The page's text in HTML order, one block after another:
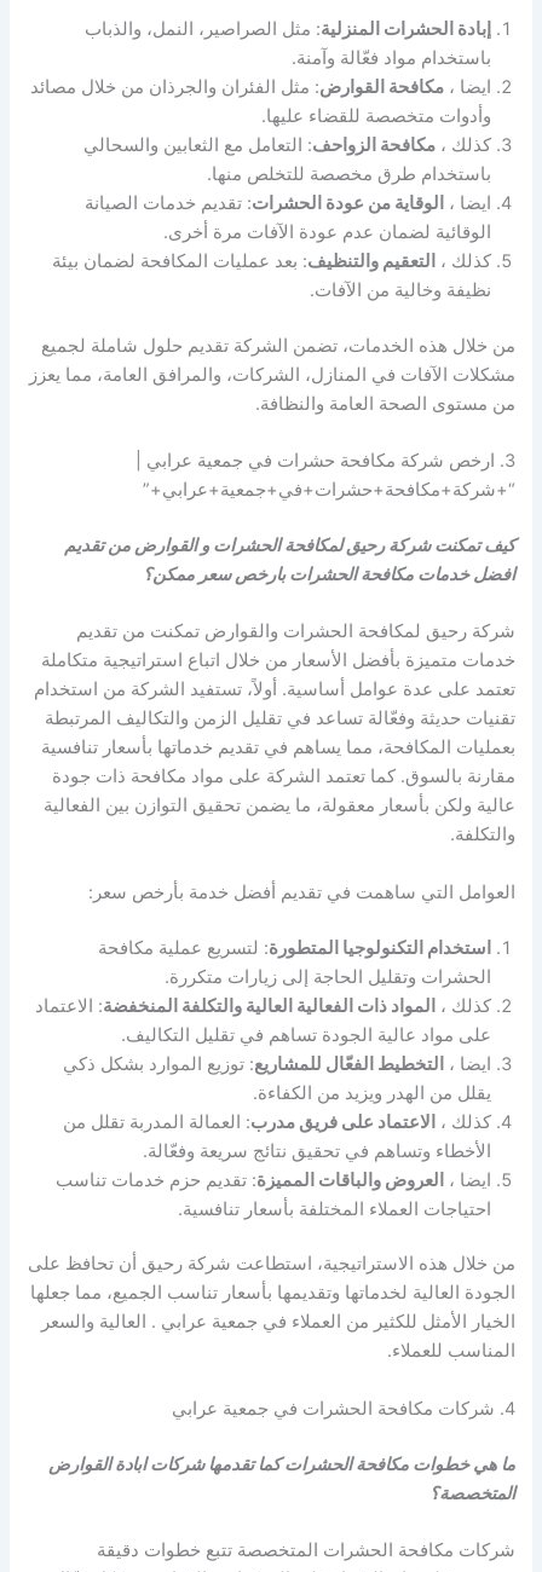
إبادة الحشرات المنزلية: مثل الصراصير، النمل، والذباب
باستخدام مواد فعّالة وآمنة.
ايضا ،مكافحة القوارض: مثل الفئران والجرذان من خلال مصائد
وأدوات متخصصة للقضاء عليها.
كذلك ،مكافحة الزواحف: التعامل مع الثعابين والسحالي
باستخدام طرق مخصصة للتخلص منها.
ايضا ، الوقاية من عودة الحشرات: تقديم خدمات الصيانة
الوقائية لضمان عدم عودة الآفات مرة أخرى.
كذلك ، التعقيم والتنظيف: بعد عمليات المكافحة لضمان بيئة
نظيفة وخالية من الآفات.
من خلال هذه الخدمات، تضمن الشركة تقديم حلول شاملة لجميع
مشكلات الآفات في المنازل، الشركات، والمرافق العامة، مما يعزز
من مستوى الصحة العامة والنظافة.
3. ارخص شركة مكافحة حشرات في جمعية عرابي |
“+شركة+مكافحة+حشرات+في+جمعية+عرابي+”
كيف تمكنت شركة رحيق لمكافحة الحشرات و القوارض من تقديم
افضل خدمات مكافحة الحشرات بارخص سعر ممكن؟
شركة رحيق لمكافحة الحشرات والقوارض تمكنت من تقديم
خدمات متميزة بأفضل الأسعار من خلال اتباع استراتيجية متكاملة
تعتمد على عدة عوامل أساسية. أولاً، تستفيد الشركة من استخدام
تقنيات حديثة وفعّالة تساعد في تقليل الزمن والتكاليف المرتبطة
بعمليات المكافحة، مما يساهم في تقديم خدماتها بأسعار تنافسية
مقارنة بالسوق. كما تعتمد الشركة على مواد مكافحة ذات جودة
عالية ولكن بأسعار معقولة، ما يضمن تحقيق التوازن بين الفعالية
والتكلفة.
العوامل التي ساهمت في تقديم أفضل خدمة بأرخص سعر:
استخدام التكنولوجيا المتطورة: لتسريع عملية مكافحة
الحشرات وتقليل الحاجة إلى زيارات متكررة.
كذلك ، المواد ذات الفعالية العالية والتكلفة المنخفضة: الاعتماد
على مواد عالية الجودة تساهم في تقليل التكاليف.
ايضا ، التخطيط الفعّال للمشاريع: توزيع الموارد بشكل ذكي
يقلل من الهدر ويزيد من الكفاءة.
كذلك ، الاعتماد على فريق مدرب: العمالة المدربة تقلل من
الأخطاء وتساهم في تحقيق نتائج سريعة وفعّالة.
ايضا ، العروض والباقات المميزة: تقديم حزم خدمات تناسب
احتياجات العملاء المختلفة بأسعار تنافسية.
من خلال هذه الاستراتيجية، استطاعت شركة رحيق أن تحافظ على
الجودة العالية لخدماتها وتقديمها بأسعار تناسب الجميع، مما جعلها
الخيار الأمثل للكثير من العملاء في جمعية عرابي . العالية والسعر
المناسب للعملاء.
4. شركات مكافحة الحشرات في جمعية عرابي
ما هي خطوات مكافحة الحشرات كما تقدمها شركات ابادة القوارض
المتخصصة؟
شركات مكافحة الحشرات المتخصصة تتبع خطوات دقيقة